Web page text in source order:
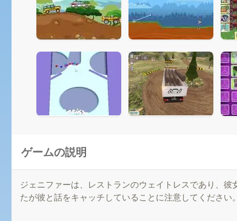
ゲームの説明
ジェニファーは、レストランのウェイトレスであり、
たが彼と話をキャッチしていることに注意してください。